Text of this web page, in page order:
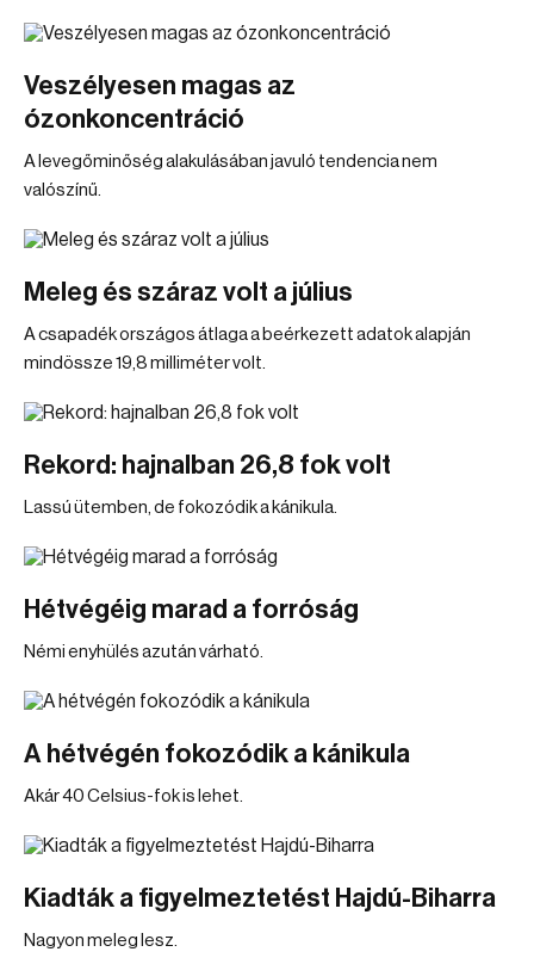
Veszélyesen magas az
ózonkoncentráció
A levegőminőség alakulásában javuló tendencia nem
valószínű.
Meleg és száraz volt a július
A csapadék országos átlaga a beérkezett adatok alapján
mindössze 19,8 milliméter volt.
Rekord: hajnalban 26,8 fok volt
Lassú ütemben, de fokozódik a kánikula.
Hétvégéig marad a forróság
Némi enyhülés azután várható.
A hétvégén fokozódik a kánikula
Akár 40 Celsius-fok is lehet.
Kiadták a figyelmeztetést Hajdú-Biharra
Nagyon meleg lesz.